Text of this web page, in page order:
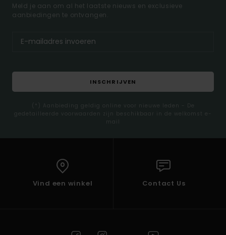
Meld je aan om al het laatste nieuws en exclusieve
aanbiedingen te ontvangen.
INSCHRIJVEN
(*) Aanbieding geldig online voor nieuwe leden - De
gedetailleerde voorwaarden zijn beschikbaar in de welkomst e-
mail
Vind een winkel Contact Us